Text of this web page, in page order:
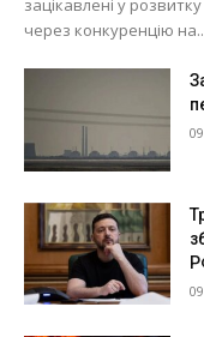
зацікавлені у
через конкуренцію